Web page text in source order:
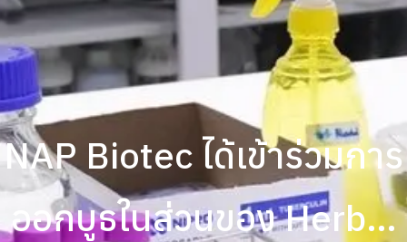
NAP Biotec ได้เข้าร่วมการ
ออกบูธในส่วนของ Herbal